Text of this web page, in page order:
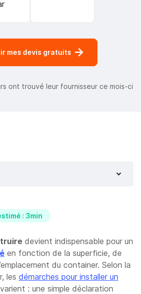
mes devis gratuits
ont trouvé leur fournisseur ce mois-ci
: 3min
devient indispensable pour un
en fonction de la superficie, de
du container. Selon la
les démarches pour installer un
varient : une simple déclaration